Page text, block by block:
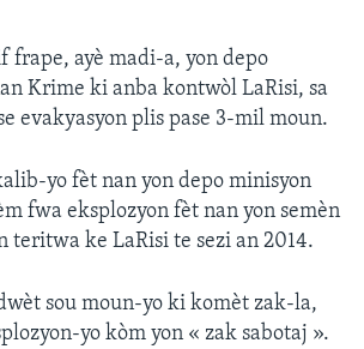
frape, ayè madi-a, yon depo
Krime ki anba kontwòl LaRisi, sa
evakyasyon plis pase 3-mil moun.
yo fèt nan yon depo minisyon
fwa eksplozyon fèt nan yon semèn
teritwa ke LaRisi te sezi an 2014.
sou moun-yo ki komèt zak-la,
yo kòm yon « zak sabotaj ».